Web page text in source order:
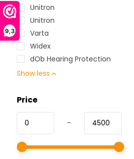
9,3
Unitron
Unitron
Varta
Widex
dOb Hearing Protection
Show less
Price
-